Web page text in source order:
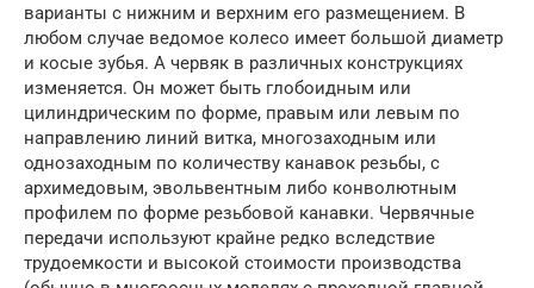
варианты с нижним и верхним его размещением. В
любом случае ведомое колесо имеет большой диаметр
и косые зубья. А червяк в различных конструкциях
изменяется. Он может быть глобоидным или
цилиндрическим по форме, правым или левым по
направлению линий витка, многозаходным или
однозаходным по количеству канавок резьбы, с
архимедовым, эвольвентным либо конволютным
профилем по форме резьбовой канавки. Червячные
передачи используют крайне редко вследствие
трудоемкости и высокой стоимости производства